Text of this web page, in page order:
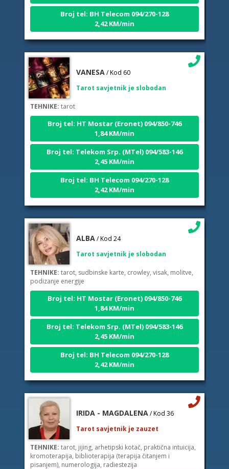
Broj tel: BH Telecom 094/270-128
2,42 KM/min
TEHNIKE:tarot
Broj tel: HT Mostar (Eronet) 094/850-746
1,84 KM/min
Broj tel: Telekom Srp. (MTel) 094/583-146
2,45 KM/min
Broj tel: BH Telecom 094/270-128
2,42 KM/min
TEHNIKE:tarot, sudbinske karte, crowley, visak, molitve,
podizanje energije
Broj tel: HT Mostar (Eronet) 094/850-746
1,84 KM/min
Broj tel: Telekom Srp. (MTel) 094/583-146
2,45 KM/min
Broj tel: BH Telecom 094/270-128
2,42 KM/min
TEHNIKE:tarot, jijing, arhetipski kotač, praktična intuicija,
kromoterapija, biblioterapija (terapija čitanjem i
pisanjem), numerologija, radiestezija